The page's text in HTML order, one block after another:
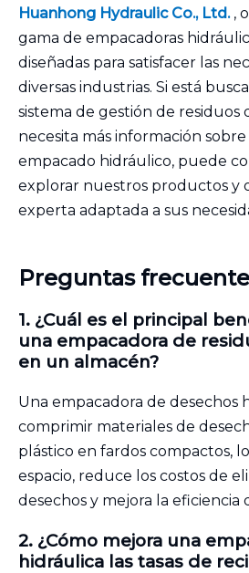
Huanhong Hydraulic Co., Ltd. ,
gama de empacadoras
diseñadas para satisfacer las
diversas industrias. Si está
sistema de gestión de residuos
necesita más información
empacado hidráulico, puede
explorar nuestros productos y
experta adaptada a sus
Preguntas
1. ¿Cuál es el principal
una empacadora de
en un almacén?
Una empacadora de desechos
comprimir materiales de
plástico en fardos compactos,
espacio, reduce los costos de
desechos y mejora la eficiencia
2. ¿Cómo mejora una
hidráulica las tasas de